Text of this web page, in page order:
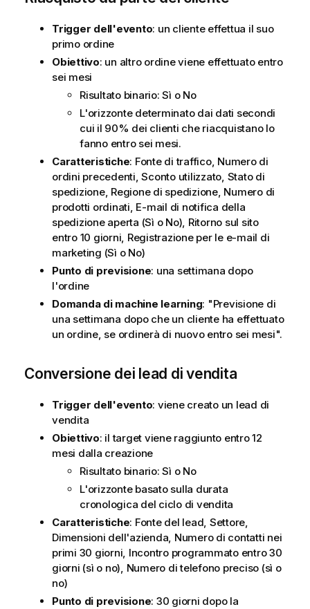
Trigger dell'evento: un cliente effettua il suo
primo ordine
Obiettivo: un altro ordine viene effettuato entro
sei mesi
Risultato binario: Sì o No
L'orizzonte determinato dai dati secondi
cui il 90% dei clienti che riacquistano lo
fanno entro sei mesi.
Caratteristiche: Fonte di traffico, Numero di
ordini precedenti, Sconto utilizzato, Stato di
spedizione, Regione di spedizione, Numero di
prodotti ordinati, E-mail di notifica della
spedizione aperta (Sì o No), Ritorno sul sito
entro 10 giorni, Registrazione per le e-mail di
marketing (Sì o No)
Punto di previsione: una settimana dopo
l'ordine
Domanda di machine learning: "Previsione di
una settimana dopo che un cliente ha effettuato
un ordine, se ordinerà di nuovo entro sei mesi".
Conversione dei lead di vendita
Trigger dell'evento: viene creato un lead di
vendita
Obiettivo: il target viene raggiunto entro 12
mesi dalla creazione
Risultato binario: Sì o No
L'orizzonte basato sulla durata
cronologica del ciclo di vendita
Caratteristiche: Fonte del lead, Settore,
Dimensioni dell'azienda, Numero di contatti nei
primi 30 giorni, Incontro programmato entro 30
giorni (sì o no), Numero di telefono preciso (sì o
no)
Punto di previsione: 30 giorni dopo la